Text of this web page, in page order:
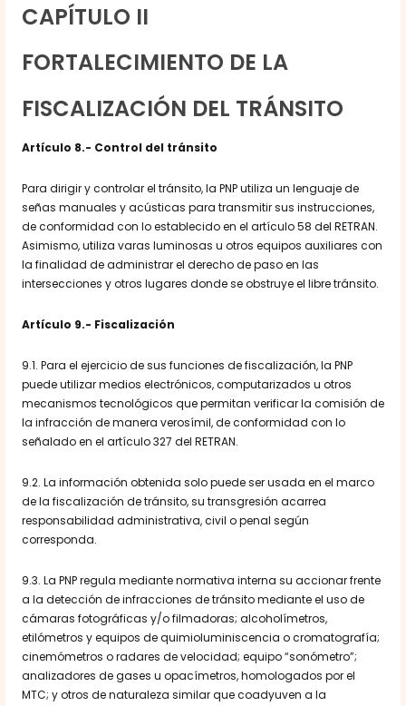
CAPÍTULO II
FORTALECIMIENTO DE LA
FISCALIZACIÓN DEL TRÁNSITO
Artículo 8.- Control del tránsito
Para dirigir y controlar el tránsito, la PNP utiliza un lenguaje de
señas manuales y acústicas para transmitir sus instrucciones,
de conformidad con lo establecido en el artículo 58 del RETRAN.
Asimismo, utiliza varas luminosas u otros equipos auxiliares con
la finalidad de administrar el derecho de paso en las
intersecciones y otros lugares donde se obstruye el libre tránsito.
Artículo 9.- Fiscalización
9.1. Para el ejercicio de sus funciones de fiscalización, la PNP
puede utilizar medios electrónicos, computarizados u otros
mecanismos tecnológicos que permitan verificar la comisión de
la infracción de manera verosímil, de conformidad con lo
señalado en el artículo 327 del RETRAN.
9.2. La información obtenida solo puede ser usada en el marco
de la fiscalización de tránsito, su transgresión acarrea
responsabilidad administrativa, civil o penal según
corresponda.
9.3. La PNP regula mediante normativa interna su accionar frente
a la detección de infracciones de tránsito mediante el uso de
cámaras fotográficas y/o filmadoras; alcoholímetros,
etilómetros y equipos de quimioluminiscencia o cromatografía;
cinemómetros o radares de velocidad; equipo “sonómetro”;
analizadores de gases u opacímetros, homologados por el
MTC; y otros de naturaleza similar que coadyuven a la